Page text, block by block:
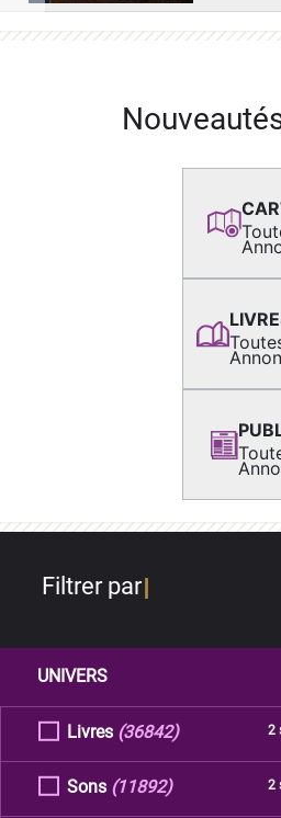
Filtrer par
UNIVERS
Livres 2
(36842)
Sons 2
(11892)